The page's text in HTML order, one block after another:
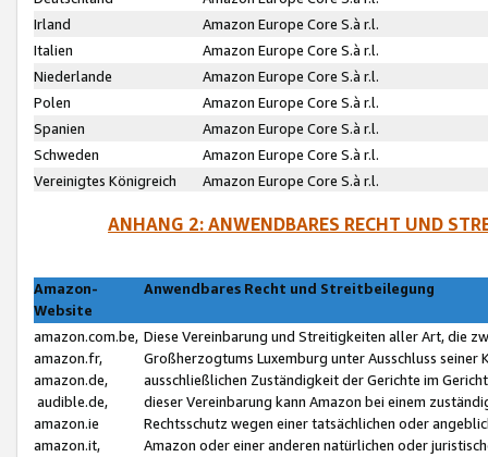
Irland
Amazon Europe Core S.à r.l.
Italien
Amazon Europe Core S.à r.l.
Niederlande
Amazon Europe Core S.à r.l.
Polen
Amazon Europe Core S.à r.l.
Spanien
Amazon Europe Core S.à r.l.
Schweden
Amazon Europe Core S.à r.l.
Vereinigtes Königreich
Amazon Europe Core S.à r.l.
ANHANG 2: ANWENDBARES RECHT UND
Amazon-
Website
Anwendbares Recht und Streitbeilegung
amazon.com.be,
amazon.fr,
amazon.de,
audible.de,
amazon.ie
amazon.it,
Diese Vereinbarung und Streitigkeiten aller Art, die
Großherzogtums Luxemburg unter Ausschluss
ausschließlichen Zuständigkeit der Gerichte im
dieser Vereinbarung kann Amazon bei einem
Rechtsschutz wegen einer tatsächlichen oder
Amazon oder einer anderen natürlichen oder